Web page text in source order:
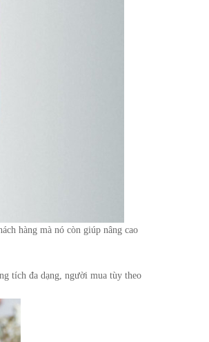
hàng mà nó còn giúp nâng cao
tích đa dạng, người mua tùy theo